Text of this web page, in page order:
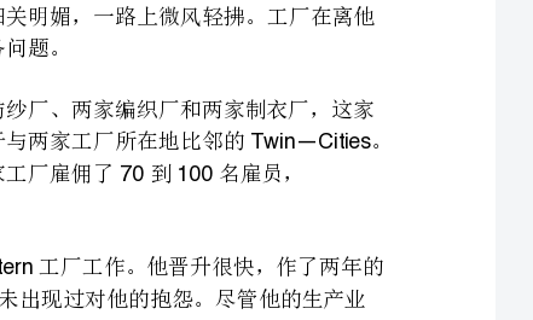
夜班工头，以善于组织流畅的团队（）闻名，从未出现过对他的抱怨。尽管他的生产业
绩并不突出，但因为他阻止了工厂的工人成功地组织起工会，公司里很多人对他的评价都很高。
Sam“
汽车开始加速，情绪高涨，已听不到汽车轮胎驶在新铺的公路上的轰鸣声。他自言自语道：今天